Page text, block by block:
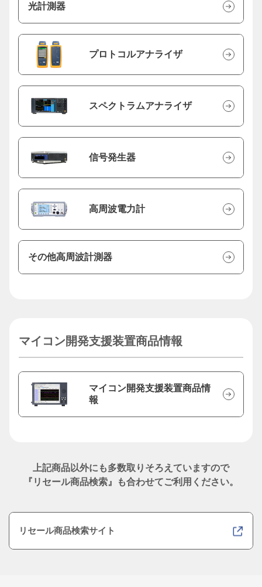
光計測器
プロトコルアナライザ
スペクトラムアナライザ
信号発生器
高周波電力計
その他高周波計測器
マイコン開発支援装置商品情報
マイコン開発支援装置商品情
報
上記商品以外にも多数取りそろえていますので
『リセール商品検索』も合わせてご利用ください。
リセール商品検索サイト